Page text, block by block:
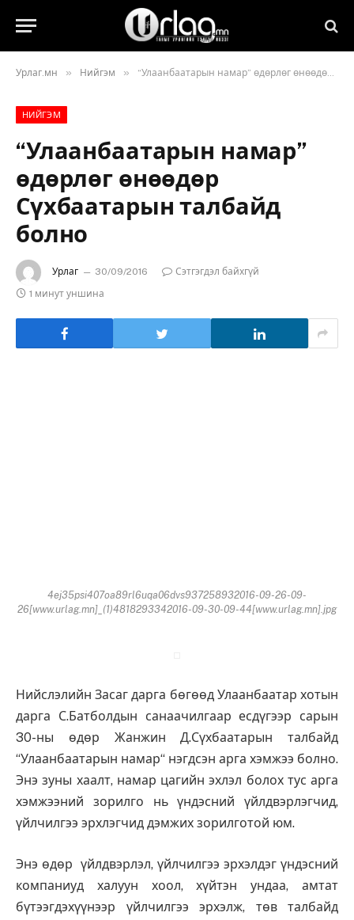
Урлаг.мн » Нийгэм » “Улаанбаатарын намар” өдөрлөг өнөөдөр Сүхбаатарын талбайд болно
НИЙГЭМ
“Улаанбаатарын намар”
өдөрлөг өнөөдөр
Сүхбаатарын талбайд
болно
Урлаг 30/09/2016
Сэтгэгдэл байхгүй
1 минут уншина
4ej35psi407oa89rl6uqa06dvs937258932016-09-26-09-
26[www.urlag.mn]_(1)4818293342016-09-30-09-44[www.urlag.mn].jpg
Нийслэлийн Засаг дарга бөгөөд Улаанбаатар хотын
дарга С.Батболдын санаачилгаар есдүгээр сарын
30-ны өдөр Жанжин Д.Сүхбаатарын талбайд
“Улаанбаатарын намар“ нэгдсэн арга хэмжээ болно.
Энэ зуны хаалт, намар цагийн эхлэл болох тус арга
хэмжээний зорилго нь үндэсний үйлдвэрлэгчид,
үйлчилгээ эрхлэгчид дэмжих зорилготой юм.
Энэ өдөр үйлдвэрлэл, үйлчилгээ эрхэлдэг үндэсний
компаниуд халуун хоол, хүйтэн ундаа, амтат
бүтээгдэхүүнээр үйлчилгээ эрхэлж, төв талбайд